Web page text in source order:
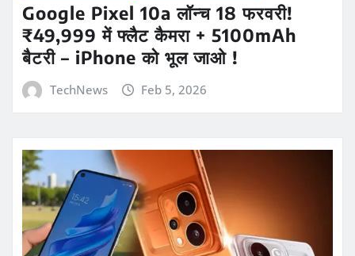
Google Pixel 10a लॉन्च 18 फरवरी!
₹49,999 में फ्लैट कैमरा + 5100mAh
बैटरी – iPhone को भूल जाओ !
TechNews Feb 5, 2026